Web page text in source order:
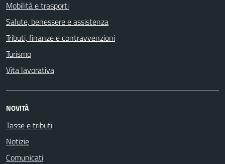
Mobilità e trasporti
Salute, benessere e assistenza
Tributi, finanze e contravvenzioni
Turismo
Vita lavorativa
NOVITÀ
Tasse e tributi
Notizie
Comunicati